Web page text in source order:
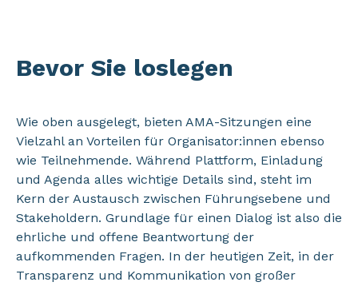
Bevor Sie loslegen
Wie oben ausgelegt, bieten AMA-Sitzungen eine
Vielzahl an Vorteilen für Organisator:innen ebenso
wie Teilnehmende. Während Plattform, Einladung
und Agenda alles wichtige Details sind, steht im
Kern der Austausch zwischen Führungsebene und
Stakeholdern. Grundlage für einen Dialog ist also die
ehrliche und offene Beantwortung der
aufkommenden Fragen. In der heutigen Zeit, in der
Transparenz und Kommunikation von großer